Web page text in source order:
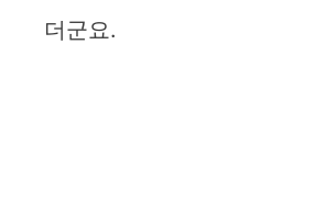
더군요.